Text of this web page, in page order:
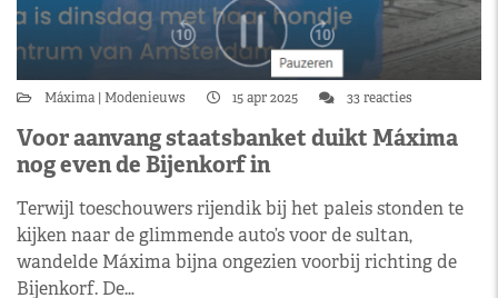
Máxima Modenieuws 15 apr 2025 33 reacties
Voor aanvang staatsbanket duikt Máxima
nog even de Bijenkorf in
Terwijl toeschouwers rijendik bij het paleis stonden te
kijken naar de glimmende auto’s voor de sultan,
wandelde Máxima bijna ongezien voorbij richting de
Bijenkorf. De…